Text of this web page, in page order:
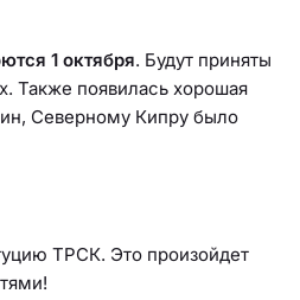
1 октября. Будут приняты
Также появилась хорошая
Северному Кипру было
ТРСК. Это произойдет